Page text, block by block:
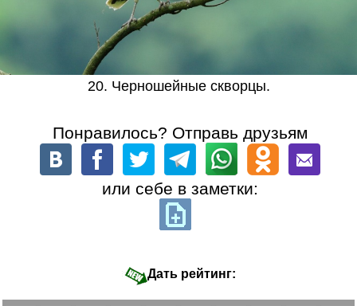
20. Черношейные скворцы.
Понравилось? Отправь друзьям
или себе в заметки:
Дать рейтинг: